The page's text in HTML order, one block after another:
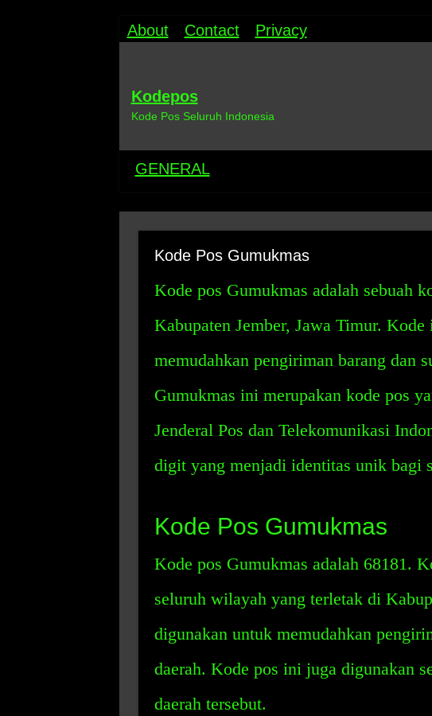
About Contact Privacy
Kodepos
Kode Pos Seluruh Indonesia
GENERAL
Kode Pos Gumukmas
Kode pos Gumukmas adalah sebuah
Kabupaten Jember, Jawa Timur.
memudahkan pengiriman barang dan
Gumukmas ini merupakan kode pos
Jenderal Pos dan Telekomunikasi
digit yang menjadi identitas unik bagi
Kode Pos Gumukmas
Kode pos Gumukmas adalah 68181.
seluruh wilayah yang terletak di
digunakan untuk memudahkan
daerah. Kode pos ini juga digunakan
daerah tersebut.